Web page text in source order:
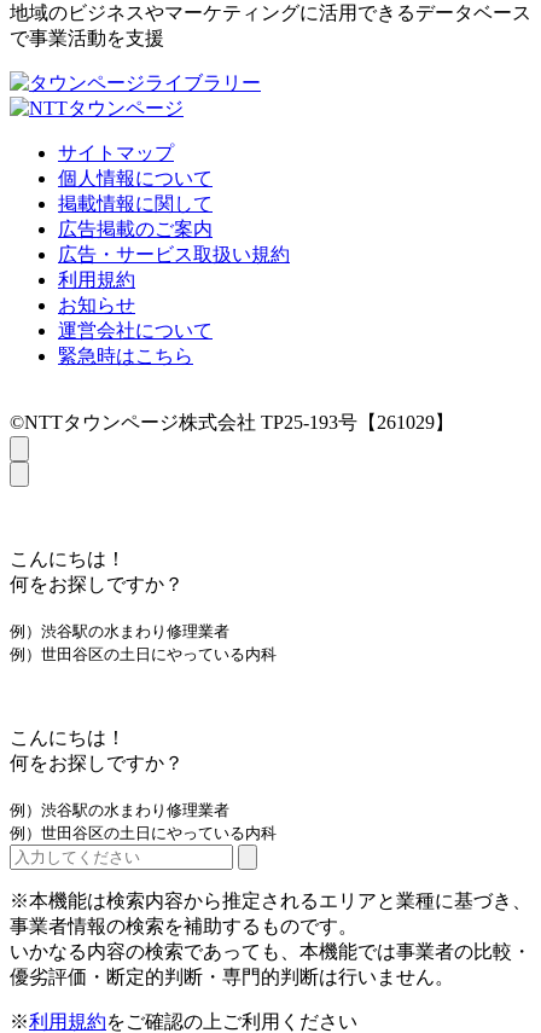
地域のビジネスやマーケティングに活用できるデータベース
で事業活動を支援
サイトマップ
個人情報について
掲載情報に関して
広告掲載のご案内
広告・サービス取扱い規約
利用規約
お知らせ
運営会社について
緊急時はこちら
©NTTタウンページ株式会社 TP25-193号【261029】
こんにちは！
何をお探しですか？
例）渋谷駅の水まわり修理業者
例）世田谷区の土日にやっている内科
こんにちは！
何をお探しですか？
例）渋谷駅の水まわり修理業者
例）世田谷区の土日にやっている内科
※本機能は検索内容から推定されるエリアと業種に基づき、
事業者情報の検索を補助するものです。
いかなる内容の検索であっても、本機能では事業者の比較・
優劣評価・断定的判断・専門的判断は行いません。
※利用規約をご確認の上ご利用ください